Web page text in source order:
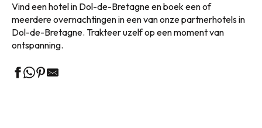
Vind een hotel in Dol-de-Bretagne en boek een of
meerdere overnachtingen in een van onze partnerhotels in
Dol-de-Bretagne. Trakteer uzelf op een moment van
ontspanning.